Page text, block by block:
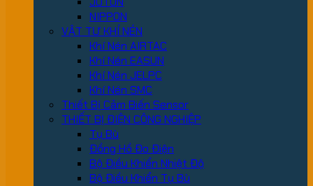
NIPPON
VẬT TƯ KHÍ NÉN
Khí Nén AIRTAC
Khí Nén EASUN
Khí Nén JELPC
Khí Nén SMC
Thiết Bị Cảm Biến Sensor
THIẾT BỊ ĐIỆN CÔNG NGHIỆP
Tụ Bù
Đồng Hồ Đo Điện
Bộ Điều Khiển Nhiệt Độ
Bộ Điều Khiển Tụ Bù